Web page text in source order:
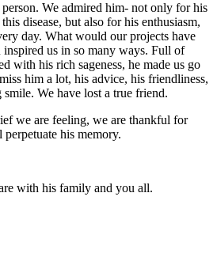
We admired him- not only for his
disease, but also for his enthusiasm,
day. What would our projects have
us in so many ways. Full of
with his rich sageness, he made us go
him a lot, his advice, his friendliness,
We have lost a true friend.
we are feeling, we are thankful for
his memory.
with his family and you all.